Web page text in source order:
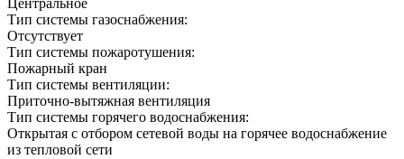
Центральное
Тип системы газоснабжения:
Отсутствует
Тип системы пожаротушения:
Пожарный кран
Тип системы вентиляции:
Приточно-вытяжная вентиляция
Тип системы горячего водоснабжения:
Открытая с отбором сетевой воды на горячее водоснабжение
из тепловой сети